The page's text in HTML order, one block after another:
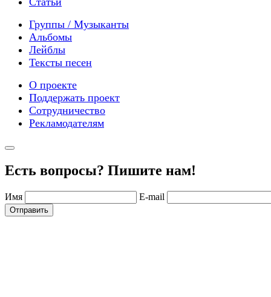
Группы / Музыканты
Альбомы
Лейблы
Тексты песен
О проекте
Поддержать проект
Сотрудничество
Рекламодателям
Есть вопросы? Пишите нам!
Имя E-mail